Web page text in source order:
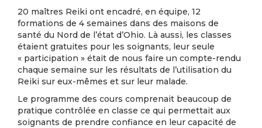
20 maîtres Reiki ont encadré, en équipe, 12
formations de 4 semaines dans des maisons de
santé du Nord de l’état d’Ohio. Là aussi, les classes
étaient gratuites pour les soignants, leur seule
« participation » était de nous faire un compte-rendu
chaque semaine sur les résultats de l’utilisation du
Reiki sur eux-mêmes et sur leur malade.
Le programme des cours comprenait beaucoup de
pratique contrôlée en classe ce qui permettait aux
soignants de prendre confiance en leur capacité de